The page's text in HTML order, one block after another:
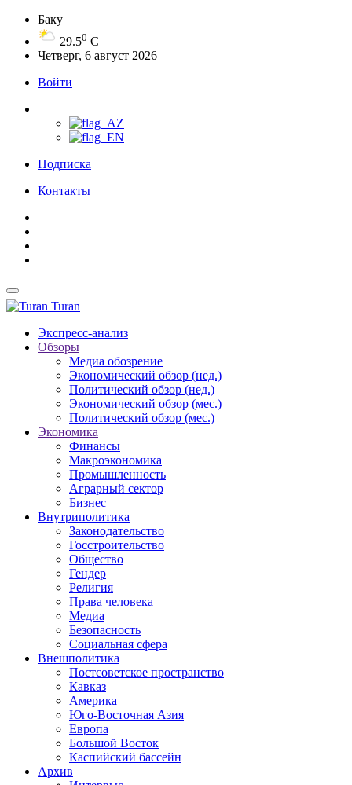
Баку
29.50 C
Четверг, 6 август 2026
Войти
Подписка
Контакты
Turan
Экспресс-анализ
Обзоры
Медиа обозрение
Экономический обзор (нед.)
Политический обзор (нед.)
Экономический обзор (мес.)
Политический обзор (мес.)
Экономика
Финансы
Макроэкономика
Промышленность
Аграрный сектор
Бизнес
Внутриполитика
Законодательство
Госстроительство
Общество
Гендер
Религия
Права человека
Медиа
Безопасность
Социальная сфера
Внешполитика
Постсоветское пространство
Кавказ
Америка
Юго-Восточная Азия
Европа
Большой Восток
Каспийский бассейн
Архив